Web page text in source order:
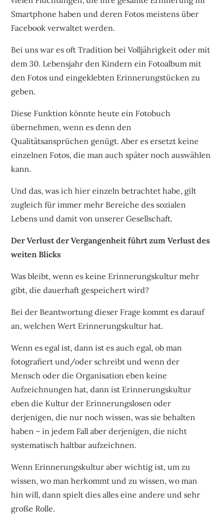
Smartphone haben und deren Fotos meistens über
Facebook verwaltet werden.
Bei uns war es oft Tradition bei Volljährigkeit oder mit
dem 30. Lebensjahr den Kindern ein Fotoalbum mit
den Fotos und eingeklebten Erinnerungstücken zu
geben.
Diese Funktion könnte heute ein Fotobuch
übernehmen, wenn es denn den
Qualitätsansprüchen genügt. Aber es ersetzt keine
einzelnen Fotos, die man auch später noch auswählen
kann.
Und das, was ich hier einzeln betrachtet habe, gilt
zugleich für immer mehr Bereiche des sozialen
Lebens und damit von unserer Gesellschaft.
Der Verlust der Vergangenheit führt zum Verlust des
weiten Blicks
Was bleibt, wenn es keine Erinnerungskultur mehr
gibt, die dauerhaft gespeichert wird?
Bei der Beantwortung dieser Frage kommt es darauf
an, welchen Wert Erinnerungskultur hat.
Wenn es egal ist, dann ist es auch egal, ob man
fotografiert und/oder schreibt und wenn der
Mensch oder die Organisation eben keine
Aufzeichnungen hat, dann ist Erinnerungskultur
eben die Kultur der Erinnerungslosen oder
derjenigen, die nur noch wissen, was sie behalten
haben – in jedem Fall aber derjenigen, die nicht
systematisch haltbar aufzeichnen.
Wenn Erinnerungskultur aber wichtig ist, um zu
wissen, wo man herkommt und zu wissen, wo man
hin will, dann spielt dies alles eine andere und sehr
große Rolle.